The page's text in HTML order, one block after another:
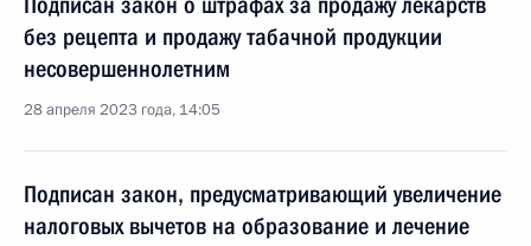
без рецепта и продажу табачной продукции
несовершеннолетним
28 апреля 2023 года, 14:05
Подписан закон, предусматривающий увеличение
налоговых вычетов на образование и лечение